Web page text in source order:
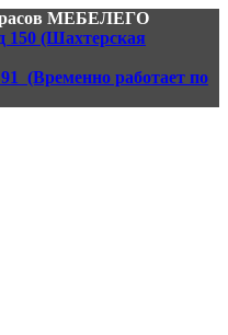
МЕБЕЛЕГО
(Шахтерская
(Временно работает по